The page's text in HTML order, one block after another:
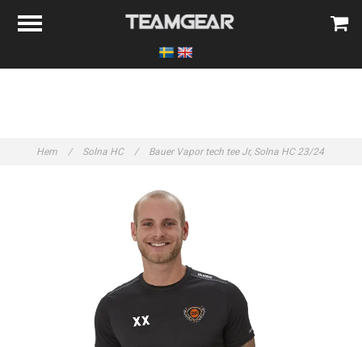
Hem / Solna HC / Bauer Vapor tech tee Jr, Solna HC 23/24